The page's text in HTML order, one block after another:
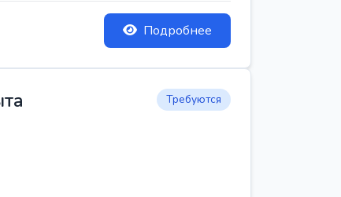
Подробнее
Требуются